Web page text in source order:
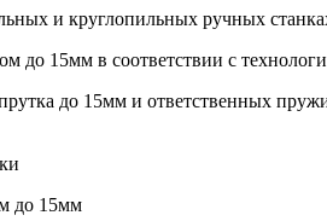
и круглопильных ручных
до 15мм в соответствии с
до 15мм и ответственных
до 15мм